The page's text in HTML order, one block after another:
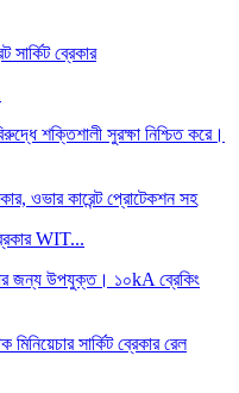
শক্তিশালী সুরক্ষা নিশ্চিত করে।
WIT...
জন্য উপযুক্ত। ১০kA ব্রেকিং